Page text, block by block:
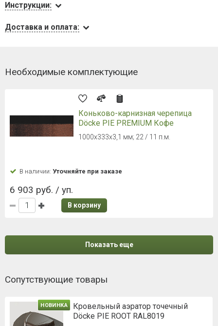
Инструкции:
Доставка и оплата:
Необходимые комплектующие
Коньково-карнизная черепица
Döcke PIE PREMIUM Кофе
1000х333х3,1 мм; 22 / 11 п.м.
В наличии: Уточняйте при заказе
6 903 руб. / уп.
В корзину
Показать еще
Сопутствующие товары
НОВИНКА
Кровельный аэратор точечный
Döcke PIE ROOT RAL8019